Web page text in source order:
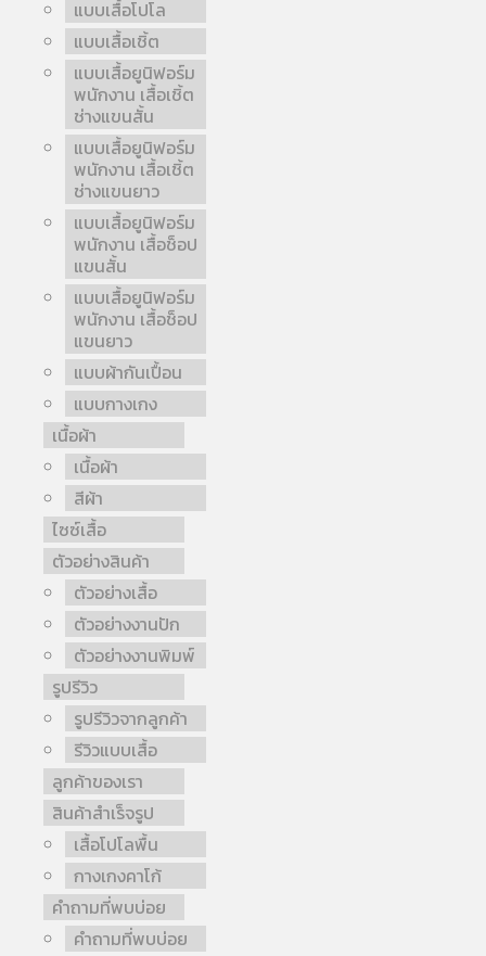
แบบเสื้อโปโล
แบบเสื้อเชิ้ต
แบบเสื้อยูนิฟอร์ม
พนักงาน เสื้อเชิ้ต
ช่างแขนสั้น
แบบเสื้อยูนิฟอร์ม
พนักงาน เสื้อเชิ้ต
ช่างแขนยาว
แบบเสื้อยูนิฟอร์ม
พนักงาน เสื้อช็อป
แขนสั้น
แบบเสื้อยูนิฟอร์ม
พนักงาน เสื้อช็อป
แขนยาว
แบบผ้ากันเปื้อน
แบบกางเกง
เนื้อผ้า
เนื้อผ้า
สีผ้า
ไซซ์เสื้อ
ตัวอย่างสินค้า
ตัวอย่างเสื้อ
ตัวอย่างงานปัก
ตัวอย่างงานพิมพ์
รูปรีวิว
รูปรีวิวจากลูกค้า
รีวิวแบบเสื้อ
ลูกค้าของเรา
สินค้าสำเร็จรูป
เสื้อโปโลพื้น
กางเกงคาโก้
คำถามที่พบบ่อย
คำถามที่พบบ่อย